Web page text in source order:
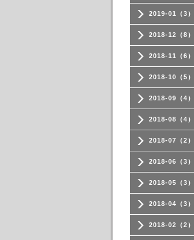
2019-01（3）
2018-12（8）
2018-11（6）
2018-10（5）
2018-09（4）
2018-08（4）
2018-07（2）
2018-06（3）
2018-05（3）
2018-04（3）
2018-02（2）